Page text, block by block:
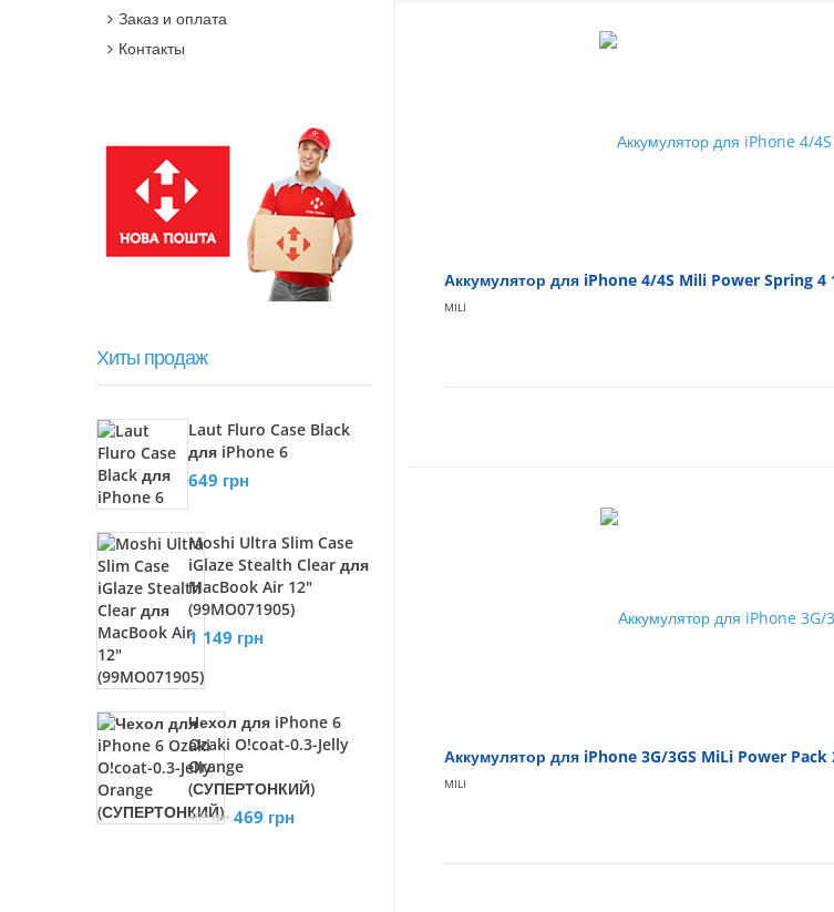
Заказ и оплата
Контакты
Хиты продаж
Laut Fluro Case Black
для iPhone 6
649 грн
Moshi Ultra Slim Case
iGlaze Stealth Clear для
MacBook Air 12"
(99MO071905)
1 149 грн
Чехол для iPhone 6
Ozaki O!coat-0.3-Jelly
Orange
(СУПЕРТОНКИЙ)
499 грн 469 грн
Аккумулятор для iPhone 4/4S Mili Power Spring 4
MILI
Аккумулятор для iPhone 3G/3GS MiLi Power
MILI